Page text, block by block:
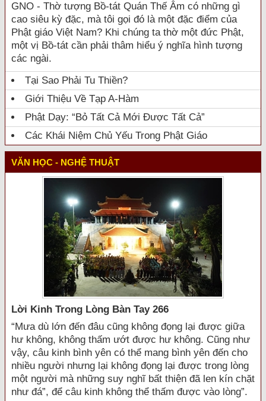
GNO - Thờ tượng Bồ-tát Quán Thế Âm có những gì
cao siêu kỳ đặc, mà tôi gọi đó là một đặc điểm của
Phật giáo Việt Nam? Khi chúng ta thờ một đức Phật,
một vị Bồ-tát cần phải thâm hiểu ý nghĩa hình tượng
các ngài.
Tại Sao Phải Tu Thiền?
Giới Thiệu Về Tạp A-Hàm
Phật Dạy: “Bỏ Tất Cả Mới Được Tất Cả”
Các Khái Niệm Chủ Yếu Trong Phật Giáo
VĂN HỌC - NGHỆ THUẬT
Lời Kinh Trong Lòng Bàn Tay 266
“Mưa dù lớn đến đâu cũng không đọng lại được giữa
hư không, không thấm ướt được hư không. Cũng như
vậy, câu kinh bình yên có thể mang bình yên đến cho
nhiều người nhưng lại không đọng lại được trong lòng
một người mà những suy nghĩ bất thiện đã len kín chặt
như đá”, để câu kinh không thể thấm được vào lòng”.